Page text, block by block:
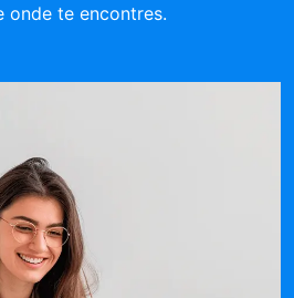
onde te encontres.